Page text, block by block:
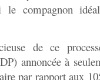
le compagnon
de ce
annoncée à
par rapport aux